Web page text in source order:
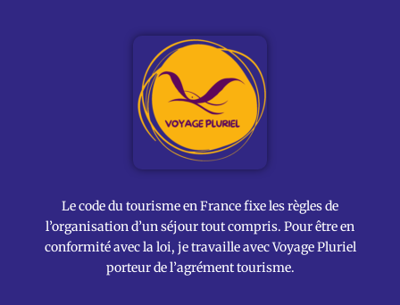
Le code du tourisme en France fixe les règles de
l’organisation d’un séjour tout compris. Pour être en
conformité avec la loi, je travaille avec Voyage Pluriel
porteur de l’agrément tourisme.